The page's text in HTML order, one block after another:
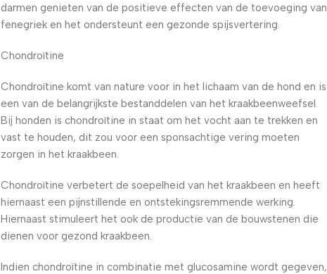
darmen genieten van de positieve effecten van de toevoeging van
fenegriek en het ondersteunt een gezonde spijsvertering.
Chondroïtine
Chondroïtine komt van nature voor in het lichaam van de hond en is
een van de belangrijkste bestanddelen van het kraakbeenweefsel.
Bij honden is chondroïtine in staat om het vocht aan te trekken en
vast te houden, dit zou voor een sponsachtige vering moeten
zorgen in het kraakbeen.
Chondroïtine verbetert de soepelheid van het kraakbeen en heeft
hiernaast een pijnstillende en ontstekingsremmende werking.
Hiernaast stimuleert het ook de productie van de bouwstenen die
dienen voor gezond kraakbeen.
Indien chondroïtine in combinatie met glucosamine wordt gegeven,